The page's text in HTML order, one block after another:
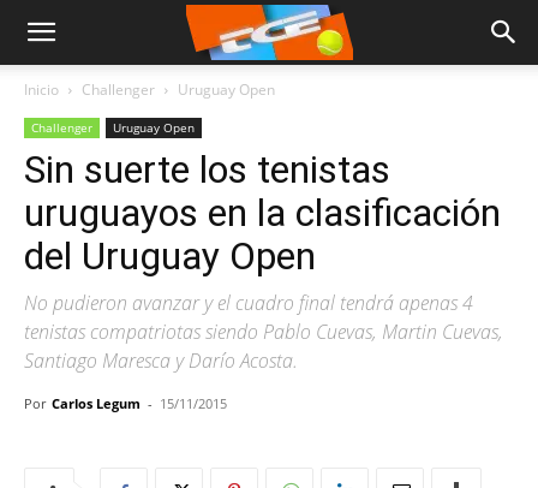
Inicio Challenger Uruguay Open
Challenger Uruguay Open
Sin suerte los tenistas
uruguayos en la clasificación
del Uruguay Open
No pudieron avanzar y el cuadro final tendrá apenas 4
tenistas compatriotas siendo Pablo Cuevas, Martin Cuevas,
Santiago Maresca y Darío Acosta.
Por Carlos Legum - 15/11/2015